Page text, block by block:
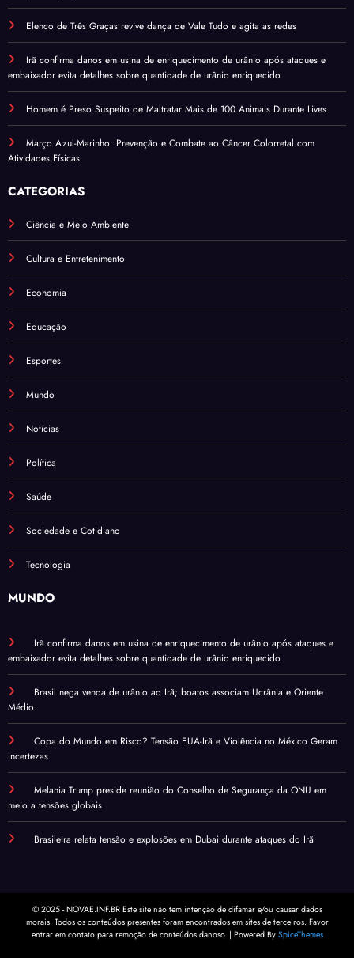
Elenco de Três Graças revive dança de Vale Tudo e agita as redes
Irã confirma danos em usina de enriquecimento de urânio após ataques e
embaixador evita detalhes sobre quantidade de urânio enriquecido
Homem é Preso Suspeito de Maltratar Mais de 100 Animais Durante Lives
Março Azul-Marinho: Prevenção e Combate ao Câncer Colorretal com
Atividades Físicas
CATEGORIAS
Ciência e Meio Ambiente
Cultura e Entretenimento
Economia
Educação
Esportes
Mundo
Notícias
Política
Saúde
Sociedade e Cotidiano
Tecnologia
MUNDO
Irã confirma danos em usina de enriquecimento de urânio após ataques e
embaixador evita detalhes sobre quantidade de urânio enriquecido
Brasil nega venda de urânio ao Irã; boatos associam Ucrânia e Oriente
Médio
Copa do Mundo em Risco? Tensão EUA-Irã e Violência no México Geram
Incertezas
Melania Trump preside reunião do Conselho de Segurança da ONU em
meio a tensões globais
Brasileira relata tensão e explosões em Dubai durante ataques do Irã
© 2025 - NOVAE.INF.BR Este site não tem intenção de difamar e/ou causar dados
morais. Todos os conteúdos presentes foram encontrados em sites de terceiros. Favor
entrar em contato para remoção de conteúdos danoso. | Powered By SpiceThemes